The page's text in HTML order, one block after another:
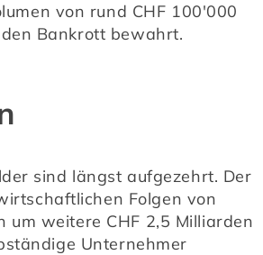
von rund CHF 100'000
Bankrott bewahrt.
sind längst aufgezehrt. Der
Folgen von
weitere CHF 2,5 Milliarden
Unternehmer